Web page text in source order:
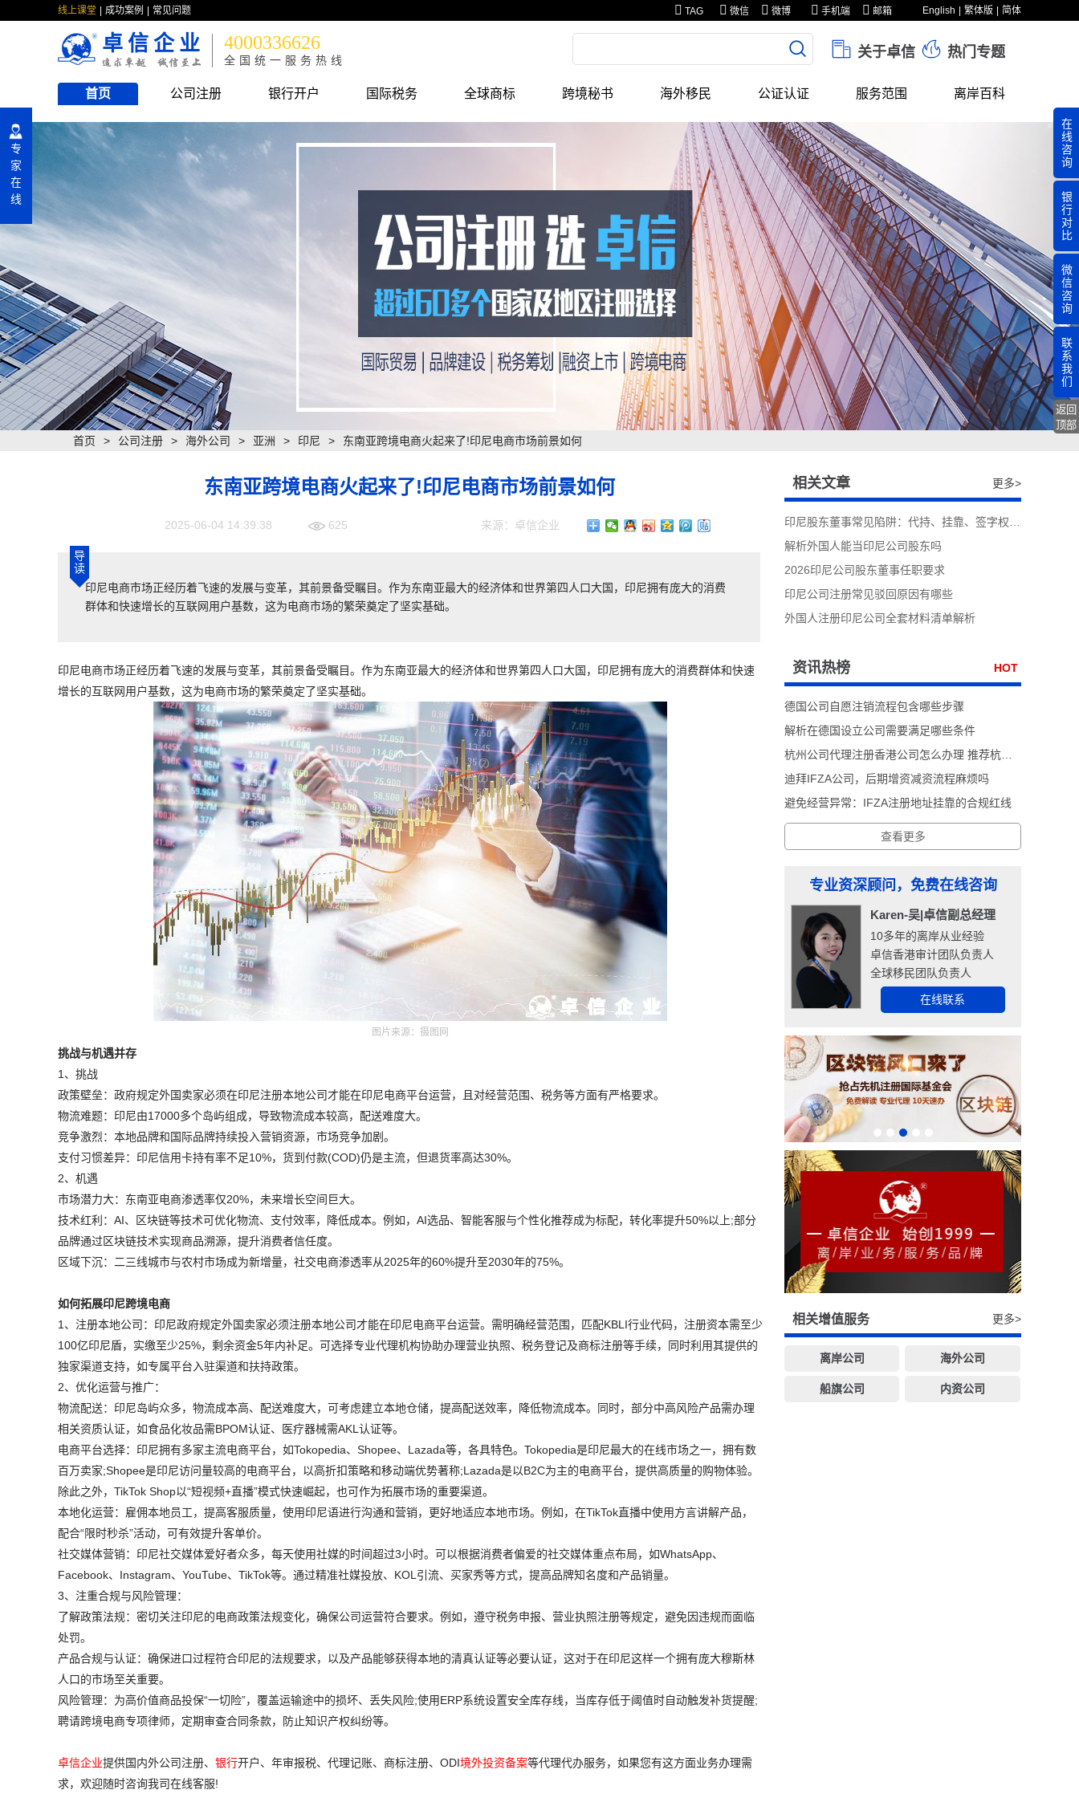
线上课堂 成功案例 常见问题 English 繁体版 简体
TAG 微信 微博 手机端 邮箱
卓信企业 4000336626
全国统一服务热线
关于卓信 热门专题
首页 公司注册 银行开户 国际税务 全球商标 跨境秘书 海外移民 公证认证 服务范围 离岸百科
首页 > 公司注册 > 海外公司 > 亚洲 > 印尼 > 东南亚跨境电商火起来了!印尼电商市场前景如何
东南亚跨境电商火起来了!印尼电商市场前景如何
2025-06-04 14:39:38 625 来源：卓信企业
导
读
​印尼电商市场正经历着飞速的发展与变革，其前景备受瞩目。作为东南亚最大的经济体和世界第四人口大国，印尼拥有庞大的消费
群体和快速增长的互联网用户基数，这为电商市场的繁荣奠定了坚实基础。
印尼电商市场正经历着飞速的发展与变革，其前景备受瞩目。作为东南亚最大的经济体和世界第四人口大国，印尼拥有庞大的消费群体和快速
增长的互联网用户基数，这为电商市场的繁荣奠定了坚实基础。
图片来源：摄图网
挑战与机遇并存
1、挑战
政策壁垒：政府规定外国卖家必须在印尼注册本地公司才能在印尼电商平台运营，且对经营范围、税务等方面有严格要求。
物流难题：印尼由17000多个岛屿组成，导致物流成本较高，配送难度大。
竞争激烈：本地品牌和国际品牌持续投入营销资源，市场竞争加剧。
支付习惯差异：印尼信用卡持有率不足10%，货到付款(COD)仍是主流，但退货率高达30%。
2、机遇
市场潜力大：东南亚电商渗透率仅20%，未来增长空间巨大。
技术红利：AI、区块链等技术可优化物流、支付效率，降低成本。例如，AI选品、智能客服与个性化推荐成为标配，转化率提升50%以上;部分
品牌通过区块链技术实现商品溯源，提升消费者信任度。
区域下沉：二三线城市与农村市场成为新增量，社交电商渗透率从2025年的60%提升至2030年的75%。
如何拓展印尼跨境电商
1、注册本地公司：印尼政府规定外国卖家必须注册本地公司才能在印尼电商平台运营。需明确经营范围，匹配KBLI行业代码，注册资本需至少
100亿印尼盾，实缴至少25%，剩余资金5年内补足。可选择专业代理机构协助办理营业执照、税务登记及商标注册等手续，同时利用其提供的
独家渠道支持，如专属平台入驻渠道和扶持政策。
2、优化运营与推广：
物流配送：印尼岛屿众多，物流成本高、配送难度大，可考虑建立本地仓储，提高配送效率，降低物流成本。同时，部分中高风险产品需办理
相关资质认证，如食品化妆品需BPOM认证、医疗器械需AKL认证等。
电商平台选择：印尼拥有多家主流电商平台，如Tokopedia、Shopee、Lazada等，各具特色。Tokopedia是印尼最大的在线市场之一，拥有数
百万卖家;Shopee是印尼访问量较高的电商平台，以高折扣策略和移动端优势著称;Lazada是以B2C为主的电商平台，提供高质量的购物体验。
除此之外，TikTok Shop以“短视频+直播”模式快速崛起，也可作为拓展市场的重要渠道。
本地化运营：雇佣本地员工，提高客服质量，使用印尼语进行沟通和营销，更好地适应本地市场。例如，在TikTok直播中使用方言讲解产品，
配合“限时秒杀”活动，可有效提升客单价。
社交媒体营销：印尼社交媒体爱好者众多，每天使用社媒的时间超过3小时。可以根据消费者偏爱的社交媒体重点布局，如WhatsApp、
Facebook、Instagram、YouTube、TikTok等。通过精准社媒投放、KOL引流、买家秀等方式，提高品牌知名度和产品销量。
3、注重合规与风险管理：
了解政策法规：密切关注印尼的电商政策法规变化，确保公司运营符合要求。例如，遵守税务申报、营业执照注册等规定，避免因违规而面临
处罚。
产品合规与认证：确保进口过程符合印尼的法规要求，以及产品能够获得本地的清真认证等必要认证，这对于在印尼这样一个拥有庞大穆斯林
人口的市场至关重要。
风险管理：为高价值商品投保“一切险”，覆盖运输途中的损坏、丢失风险;使用ERP系统设置安全库存线，当库存低于阈值时自动触发补货提醒;
聘请跨境电商专项律师，定期审查合同条款，防止知识产权纠纷等。
卓信企业提供国内外公司注册、 银行开户、年审报税、代理记账、商标注册、ODI境外投资备案等代理代办服务，如果您有这方面业务办理需
求，欢迎随时咨询我司在线客服!
相关文章 更多>
解析外国人能当印尼公司股东吗
2026印尼公司股东董事任职要求
印尼公司注册常见驳回原因有哪些
外国人注册印尼公司全套材料清单解析
资讯热榜 HOT
德国公司自愿注销流程包含哪些步骤
解析在德国设立公司需要满足哪些条件
迪拜IFZA公司，后期增资减资流程麻烦吗
避免经营异常：IFZA注册地址挂靠的合规红线
查看更多
专业资深顾问，免费在线咨询
Karen-吴|卓信副总经理
10多年的离岸从业经验
卓信香港审计团队负责人
全球移民团队负责人
在线联系
相关增值服务 更多>
离岸公司 海外公司
船旗公司 内资公司
专
家
在
线
在
线
咨
询
银
行
对
比
微
信
咨
询
联
系
我
们
返回
顶部